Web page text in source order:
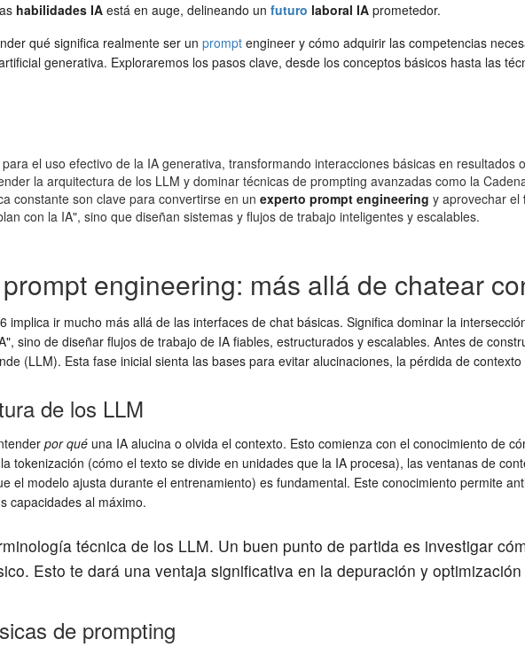
habilidades IA está en auge, delineando un futuro laboral IA prometedor.
qué significa realmente ser un prompt engineer y cómo adquirir las competencias
generativa. Exploraremos los pasos clave, desde los conceptos básicos hasta las
el uso efectivo de la IA generativa, transformando interacciones básicas en resultados
la arquitectura de los LLM y dominar técnicas de prompting avanzadas como la
constante son clave para convertirse en un experto prompt engineering y aprovechar el
con la IA", sino que diseñan sistemas y flujos de trabajo inteligentes y escalables.
engineering: más allá de chatear
implica ir mucho más allá de las interfaces de chat básicas. Significa dominar la
sino de diseñar flujos de trabajo de IA fiables, estructurados y escalables. Antes de
(LLM). Esta fase inicial sienta las bases para evitar alucinaciones, la pérdida de
de los LLM
por qué una IA alucina o olvida el contexto. Esto comienza con el conocimiento de
tokenización (cómo el texto se divide en unidades que la IA procesa), las ventanas de
el modelo ajusta durante el entrenamiento) es fundamental. Este conocimiento permite
capacidades al máximo.
técnica de los LLM. Un buen punto de partida es investigar
Esto te dará una ventaja significativa en la depuración y
de prompting